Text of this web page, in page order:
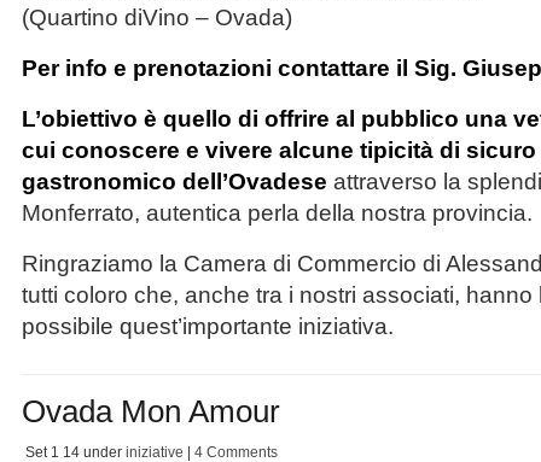
(Quartino diVino – Ovada)
Per info e prenotazioni contattare il Sig.
L’obiettivo è quello di offrire al pubblico una
cui conoscere e vivere alcune tipicità di
gastronomico dell’Ovadese attraverso la
Monferrato, autentica perla della nostra provincia.
Ringraziamo la Camera di Commercio di
tutti coloro che, anche tra i nostri associati,
possibile quest’importante iniziativa.
Ovada Mon Amour
Set 1 14 under iniziative | 4 Comments